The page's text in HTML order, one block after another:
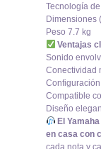
Tecnología
Dimensiones
Peso 7.7 kg
Ventajas
Sonido
Conectividad
Compatible
Diseño
El
en casa con
cada nota y